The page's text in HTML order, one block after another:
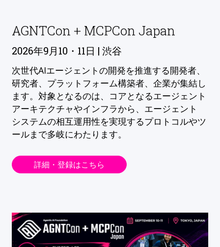
AGNTCon + MCPCon Japan
2026年9月10・11日 | 渋谷
次世代AIエージェントの開発を推進する開発者、
研究者、プラットフォーム構築者、企業が集結し
ます。対象となるのは、コアとなるエージェント
アーキテクチャやインフラから、エージェント
システムの相互運用性を実現するプロトコルやツ
ールまで多岐にわたります。
詳細・登録はこちら